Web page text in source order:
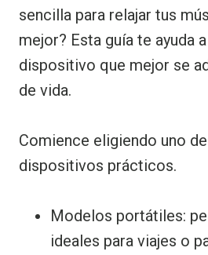
sencilla para relajar tus
mejor? Esta guía te ayuda
dispositivo que mejor se
de vida.
Comience eligiendo uno
dispositivos prácticos.
Modelos portátiles:
ideales para viajes o